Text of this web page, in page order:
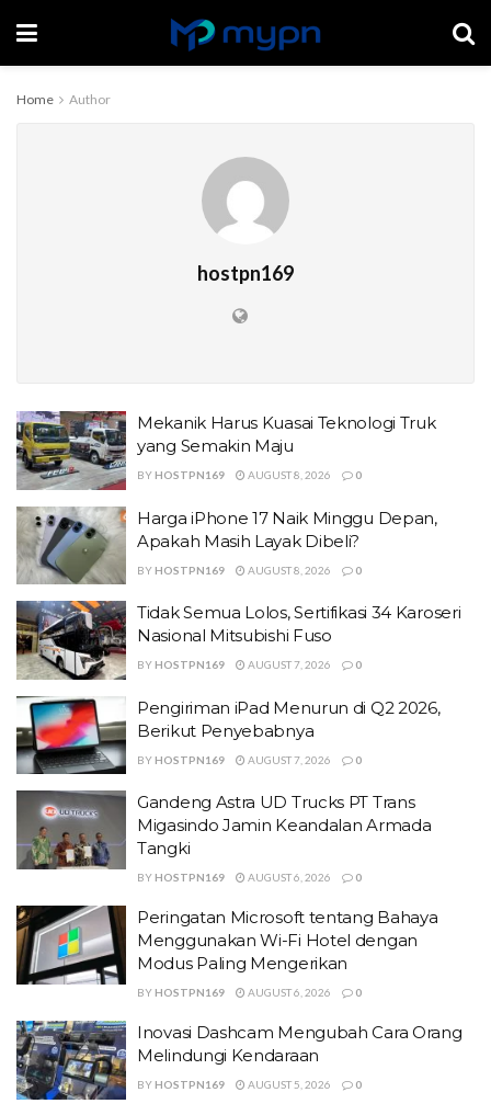
Home Author
hostpn169
Mekanik Harus Kuasai Teknologi Truk
yang Semakin Maju
BY HOSTPN169 AUGUST 8, 2026 0
Harga iPhone 17 Naik Minggu Depan,
Apakah Masih Layak Dibeli?
BY HOSTPN169 AUGUST 8, 2026 0
Tidak Semua Lolos, Sertifikasi 34 Karoseri
Nasional Mitsubishi Fuso
BY HOSTPN169 AUGUST 7, 2026 0
Pengiriman iPad Menurun di Q2 2026,
Berikut Penyebabnya
BY HOSTPN169 AUGUST 7, 2026 0
Gandeng Astra UD Trucks PT Trans
Migasindo Jamin Keandalan Armada
Tangki
BY HOSTPN169 AUGUST 6, 2026 0
Peringatan Microsoft tentang Bahaya
Menggunakan Wi-Fi Hotel dengan
Modus Paling Mengerikan
BY HOSTPN169 AUGUST 6, 2026 0
Inovasi Dashcam Mengubah Cara Orang
Melindungi Kendaraan
BY HOSTPN169 AUGUST 5, 2026 0